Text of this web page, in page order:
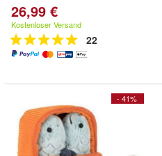
26,99 €
Kostenloser Versand
22
- 41%